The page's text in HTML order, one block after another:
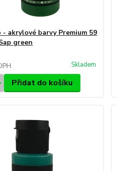
akrylové barvy Premium 59
green
Skladem
Přidat do košíku